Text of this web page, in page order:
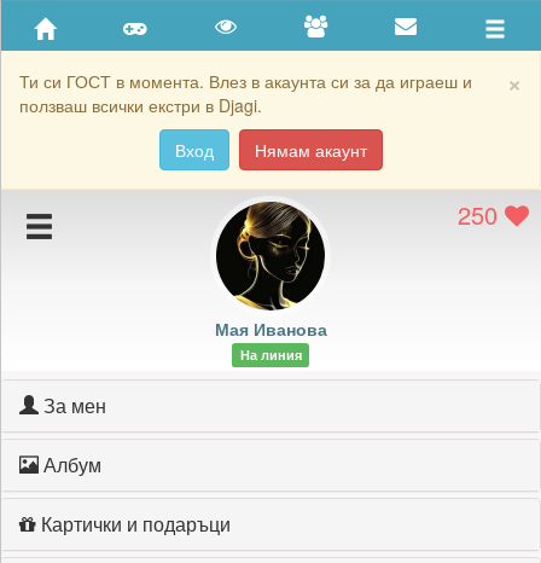
×
Ти си ГОСТ в момента. Влез в акаунта си за да играеш и
ползваш всички екстри в Djagi.
Вход
Нямам акаунт
Приятели
Хронология на игри
Подаръците на Мая Иванова
Картичките на Мая Иванова
Блокирай Мая Иванова
250
Мая Иванова
На линия
За мен
Албум
Картички и подаръци